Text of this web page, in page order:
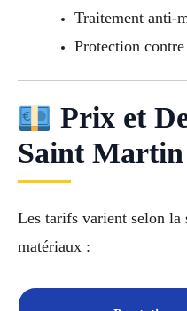
Traitement anti-
Protection
Prix et
Saint
Les tarifs varient selon la
matériaux :